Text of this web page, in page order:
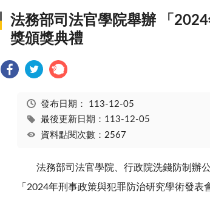
法務部司法官學院舉辦 「
獎頒獎典禮
發布日期： 113-12-05
最後更新日期：113-12-05
資料點閱次數：2567
法務部司法官學院、行政院洗錢防制辦
「2024年刑事政策與犯罪防治研究學術發